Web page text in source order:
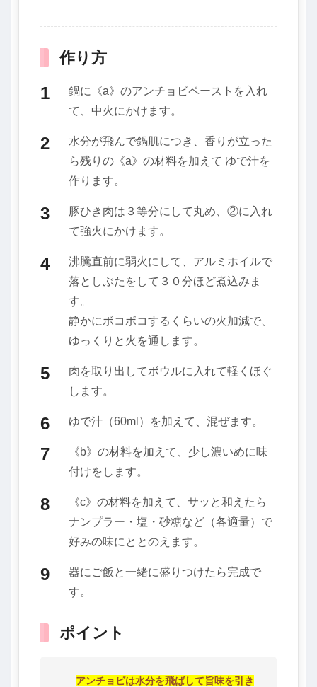
作り方
鍋に《a》のアンチョビペーストを入れ
て、中火にかけます。
水分が飛んで鍋肌につき、香りが立った
ら残りの《a》の材料を加えて ゆで汁を
作ります。
豚ひき肉は３等分にして丸め、②に入れ
て強火にかけます。
沸騰直前に弱火にして、アルミホイルで
落としぶたをして３０分ほど煮込みま
す。
静かにボコボコするくらいの火加減で、
ゆっくりと火を通します。
肉を取り出してボウルに入れて軽くほぐ
します。
ゆで汁（60ml）を加えて、混ぜます。
《b》の材料を加えて、少し濃いめに味
付けをします。
《c》の材料を加えて、サッと和えたら
ナンプラー・塩・砂糖など（各適量）で
好みの味にととのえます。
器にご飯と一緒に盛りつけたら完成で
す。
ポイント
アンチョビは水分を飛ばして旨味を引き